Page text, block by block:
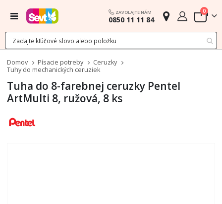
Menu ZAVOLAJTE NÁM
0850 11 11 84 Cart
0
Domov Písacie potreby
Ceruzky
Tuhy do mechanických ceruziek
Tuha do 8-farebnej ceruzky Pentel
ArtMulti 8, ružová, 8 ks